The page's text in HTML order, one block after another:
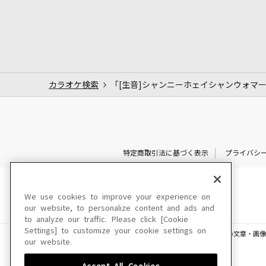
カラオケ検索 「[生音]シャンニーホェイシャンウォマ
特定商取引法に基づく表示 プライバシ
このサイトに掲載されている一切の文章・画
We use cookies to improve your experience on
our website, to personalize content and ads and
to analyze our traffic. Please click [Cookie
Settings] to customize your cookie settings on
our website.